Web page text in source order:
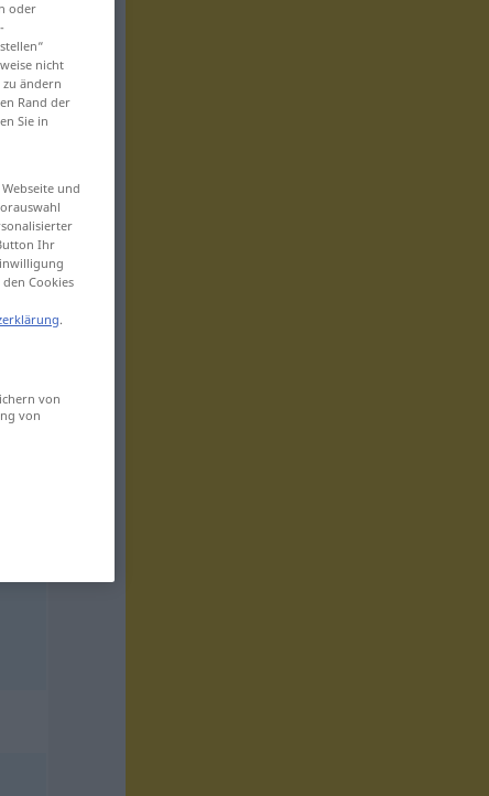
oder
nicht
ändern
Rand der
Sie in
und
Ihr
Cookies
.
von
von